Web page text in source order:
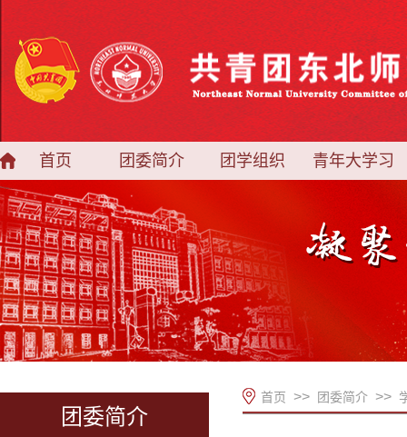
首页 团委简介 团学组织 青年大学习
团委简介
首页 >> 团委简介 >>